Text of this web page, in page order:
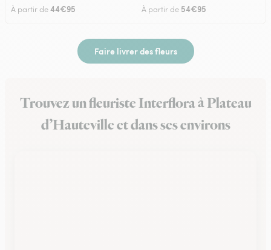
À partir de44€95 À partir de 54€95
Faire livrer des fleurs
Trouvez un fleuriste Interflora à Plateau
d’Hauteville et dans ses environs